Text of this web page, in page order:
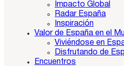
Impacto Global
Radar España
Inspiración
Valor de España en el
Viviéndose en
Disfrutando de
Encuentros